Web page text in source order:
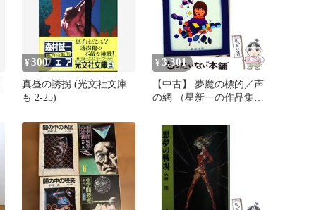
¥300
真昼の誘拐 (光文社文庫
も 2-25)
¥ 3,301
【中古】 夢魔の標的／声
の網 （星新一の作品集）